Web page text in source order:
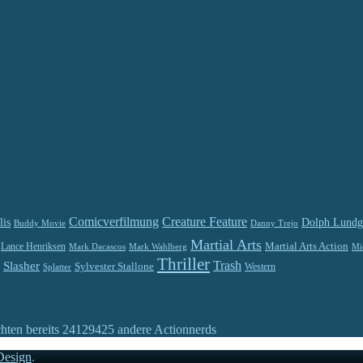
Buddy Movie Comicverfilmung Creature Feature Danny Trejo Dolph
Lance Henriksen Mark Dacascos Mark Wahlberg Martial Arts Martial Arts Action
Slasher Splatter Sylvester Stallone Thriller Trash Western
bereits 24129425 andere Actionnerds
.